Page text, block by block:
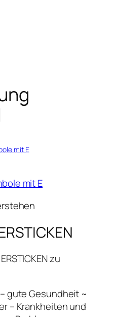
mit E
mit E
zu
– gute Gesundheit ~
– Krankheiten und